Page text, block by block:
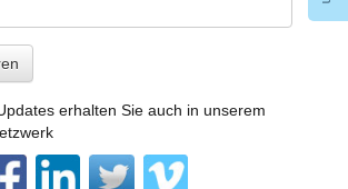
erhalten Sie auch in unserem